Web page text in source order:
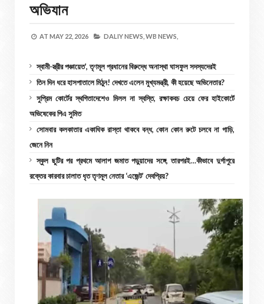
অভিযান
AT MAY 22, 2026 DALIY NEWS, WB NEWS,
স্বামী-স্ত্রীর পঞ্চায়েত’, তৃণমূল প্রধানের বিরুদ্ধে অনাস্থা ঘাসফুল সদস্যদেরই
তিন দিন ধরে হাসপাতালে মিঠুন! দেখতে এলেন মুখ্যমন্ত্রী, কী হয়েছে অভিনেতার?
সুপ্রিম কোর্টের স্থগিতাদেশেও মিলল না স্বস্তি, রক্ষাকবচ চেয়ে ফের হাইকোর্টে
অভিষেকের পিএ সুমিত
সোমবার কলকাতার একাধিক রাস্তা থাকবে বন্ধ, কোন কোন রুটে চলবে না গাড়ি,
জেনে নিন
স্কুল ছুটির পর প্রথমে আলাপ জমাত পড়ুয়াদের সঙ্গে, তারপরই…কীভাবে দুর্গাপুরে
রক্তের কারবার চালাত ধৃত তৃণমূল নেতার ‘এজেন্ট’ দেবপ্রিয়?